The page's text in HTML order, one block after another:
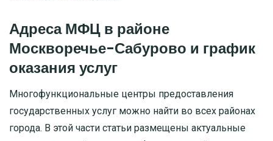
Адреса МФЦ в районе
Москворечье-Сабурово и график
оказания услуг
Многофункциональные центры предоставления
государственных услуг можно найти во всех районах
города. В этой части статьи размещены актуальные
ДЗЕРЖИНСКИЙ
ДМИТРОВ